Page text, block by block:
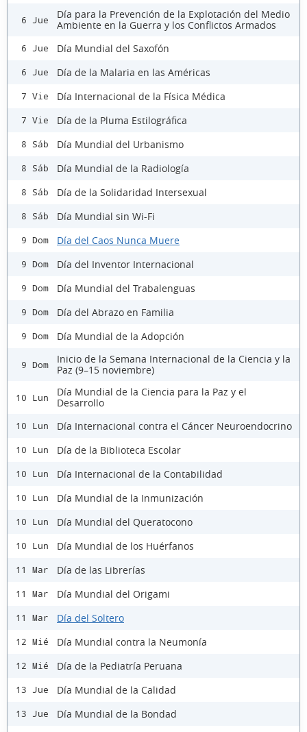
6 Jue
Día para la Prevención de la Explotación del Medio
Ambiente en la Guerra y los Conflictos Armados
6 Jue Día Mundial del Saxofón
6 Jue Día de la Malaria en las Américas
7 Vie Día Internacional de la Física Médica
7 Vie Día de la Pluma Estilográfica
8 Sáb Día Mundial del Urbanismo
8 Sáb Día Mundial de la Radiología
8 Sáb Día de la Solidaridad Intersexual
8 Sáb Día Mundial sin Wi-Fi
9 Dom Día del Caos Nunca Muere
9 Dom Día del Inventor Internacional
9 Dom Día Mundial del Trabalenguas
9 Dom Día del Abrazo en Familia
9 Dom Día Mundial de la Adopción
9 Dom
Inicio de la Semana Internacional de la Ciencia y la
Paz (9–15 noviembre)
10 Lun
Día Mundial de la Ciencia para la Paz y el
Desarrollo
10 Lun Día Internacional contra el Cáncer Neuroendocrino
10 Lun Día de la Biblioteca Escolar
10 Lun Día Internacional de la Contabilidad
10 Lun Día Mundial de la Inmunización
10 Lun Día Mundial del Queratocono
10 Lun Día Mundial de los Huérfanos
11 Mar Día de las Librerías
11 Mar Día Mundial del Origami
11 Mar Día del Soltero
12 Mié Día Mundial contra la Neumonía
12 Mié Día de la Pediatría Peruana
13 Jue Día Mundial de la Calidad
13 Jue
Día Mundial de la Bondad